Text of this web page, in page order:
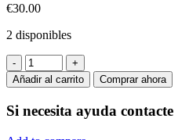
€30.00
2 disponibles
Sensor
Toyota
Auris
89831-
02150
Añadir al carrito Comprar ahora
Si necesita ayuda contacte